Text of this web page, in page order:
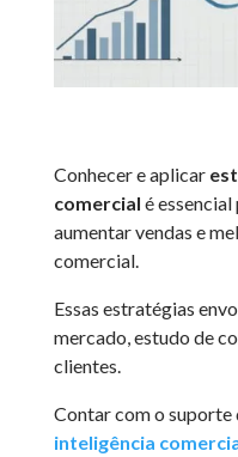
Conhecer e aplicar
comercial é
aumentar vendas e
comercial.
Essas estratégias
mercado, estudo de
clientes.
Contar com o suporte
inteligência